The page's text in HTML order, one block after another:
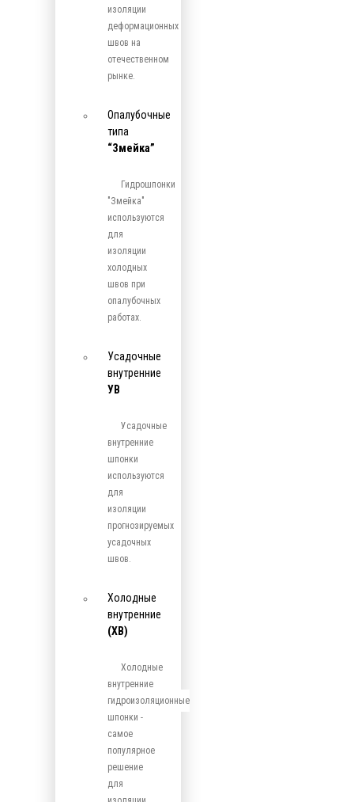
изоляции
деформационных
швов на
отечественном
рынке.
Опалубочные
типа
“Змейка”
Гидрошпонки
"Змейка"
используются
для
изоляции
холодных
швов при
опалубочных
работах.
Усадочные
внутренние
УВ
Усадочные
внутренние
шпонки
используются
для
изоляции
прогнозируемых
усадочных
швов.
Холодные
внутренние
(ХВ)
Холодные
внутренние
гидроизоляционные
шпонки -
самое
популярное
решение
для